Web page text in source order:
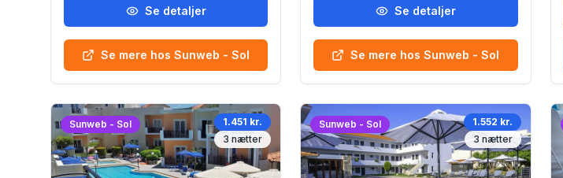
Se detaljer
Se mere hos Sunweb - Sol
Se detaljer
Se mere hos Sunweb - Sol
Sunweb - Sol
1.451 kr.
3 nætter
Sunweb - Sol
1.552 kr.
3 nætter